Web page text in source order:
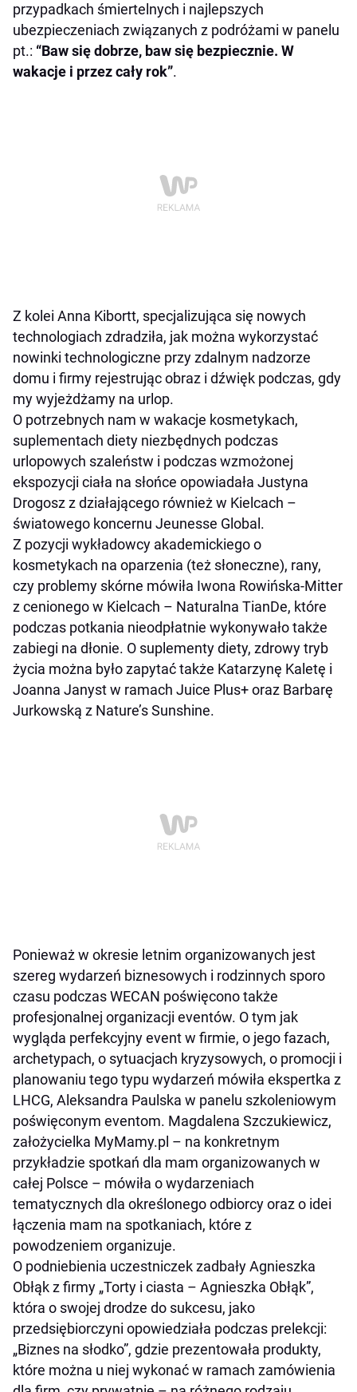
przypadkach śmiertelnych i najlepszych
ubezpieczeniach związanych z podróżami w panelu
pt.: “Baw się dobrze, baw się bezpiecznie. W
wakacje i przez cały rok”.
Z kolei Anna Kibortt, specjalizująca się nowych
technologiach zdradziła, jak można wykorzystać
nowinki technologiczne przy zdalnym nadzorze
domu i firmy rejestrując obraz i dźwięk podczas, gdy
my wyjeżdżamy na urlop.
O potrzebnych nam w wakacje kosmetykach,
suplementach diety niezbędnych podczas
urlopowych szaleństw i podczas wzmożonej
ekspozycji ciała na słońce opowiadała Justyna
Drogosz z działającego również w Kielcach –
światowego koncernu Jeunesse Global.
Z pozycji wykładowcy akademickiego o
kosmetykach na oparzenia (też słoneczne), rany,
czy problemy skórne mówiła Iwona Rowińska-Mitter
z cenionego w Kielcach – Naturalna TianDe, które
podczas potkania nieodpłatnie wykonywało także
zabiegi na dłonie. O suplementy diety, zdrowy tryb
życia można było zapytać także Katarzynę Kaletę i
Joanna Janyst w ramach Juice Plus+ oraz Barbarę
Jurkowską z Nature’s Sunshine.
Ponieważ w okresie letnim organizowanych jest
szereg wydarzeń biznesowych i rodzinnych sporo
czasu podczas WECAN poświęcono także
profesjonalnej organizacji eventów. O tym jak
wygląda perfekcyjny event w firmie, o jego fazach,
archetypach, o sytuacjach kryzysowych, o promocji i
planowaniu tego typu wydarzeń mówiła ekspertka z
LHCG, Aleksandra Paulska w panelu szkoleniowym
poświęconym eventom. Magdalena Szczukiewicz,
założycielka MyMamy.pl – na konkretnym
przykładzie spotkań dla mam organizowanych w
całej Polsce – mówiła o wydarzeniach
tematycznych dla określonego odbiorcy oraz o idei
łączenia mam na spotkaniach, które z
powodzeniem organizuje.
O podniebienia uczestniczek zadbały Agnieszka
Obłąk z firmy „Torty i ciasta – Agnieszka Obłąk”,
która o swojej drodze do sukcesu, jako
przedsiębiorczyni opowiedziała podczas prelekcji:
„Biznes na słodko”, gdzie prezentowała produkty,
które można u niej wykonać w ramach zamówienia